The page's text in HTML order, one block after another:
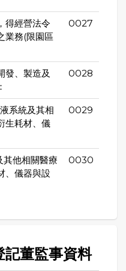
得經營法令
業務(限園區
0027
發、製造及
0028
系統及其相
生耗材、儀
0029
他相關醫療
、儀器與設
0030
董監事資料